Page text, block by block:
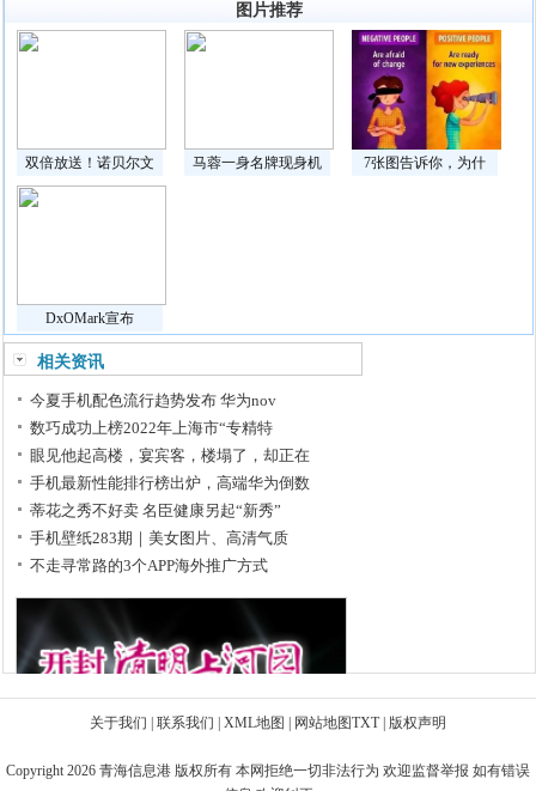
图片推荐
双倍放送！诺贝尔文 马蓉一身名牌现身机 7张图告诉你，为什
DxOMark宣布
相关资讯
今夏手机配色流行趋势发布 华为nov
数巧成功上榜2022年上海市“专精特
眼见他起高楼，宴宾客，楼塌了，却正在
手机最新性能排行榜出炉，高端华为倒数
蒂花之秀不好卖 名臣健康另起“新秀”
手机壁纸283期｜美女图片、高清气质
不走寻常路的3个APP海外推广方式
关于我们 联系我们 XML地图 网站地图TXT| 版权声明
Copyright 2026 青海信息港 版权所有 本网拒绝一切非法行为 欢迎监督举报 如有错误